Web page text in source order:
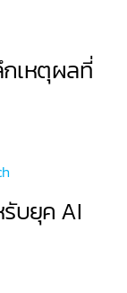
กเหตุผลที่
รับยุค AI